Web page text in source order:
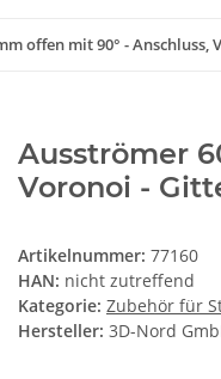
offen mit 90° - Anschluss,
Ausströmer
Voronoi -
Artikelnummer: 77160
HAN: nicht zutreffend
Kategorie: Zubehör für
Hersteller: 3D-Nord